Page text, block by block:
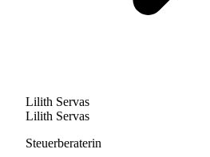
Lilith Servas
Lilith Servas
Steuerberaterin